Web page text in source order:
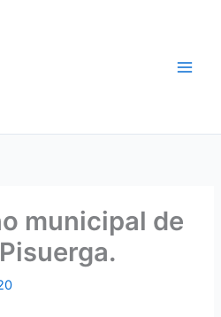
municipal de